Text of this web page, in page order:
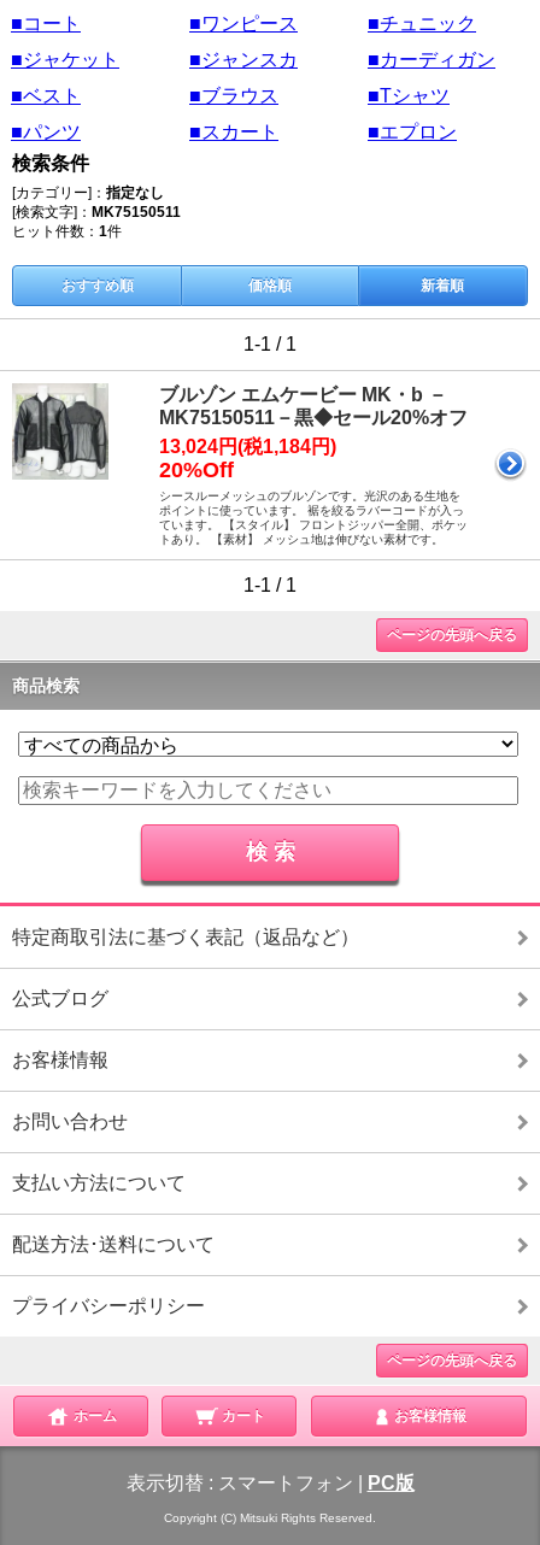
■コート
■ワンピース
■チュニック
■ジャケット
■ジャンスカ
■カーディガン
■ベスト
■ブラウス
■Tシャツ
■パンツ
■スカート
■エプロン
検索条件
[カテゴリー]： 指定なし
[検索文字]： MK75150511
ヒット件数： 1件
おすすめ順 価格順 新着順
1-1 / 1
ブルゾン エムケービー MK・b －
MK75150511－黒◆セール20%オフ
13,024円(税1,184円)
20%Off
シースルーメッシュのブルゾンです。光沢のある生地を
ポイントに使っています。 裾を絞るラバーコードが入っ
ています。 【スタイル】 フロントジッパー全開、ポケッ
トあり。 【素材】 メッシュ地は伸びない素材です。
1-1 / 1
ページの先頭へ戻る
商品検索
特定商取引法に基づく表記（返品など）
公式ブログ
お客様情報
お問い合わせ
支払い方法について
配送方法･送料について
プライバシーポリシー
ページの先頭へ戻る
ホーム カート お客様情報
表示切替 : スマートフォン PC版
Copyright (C) Mitsuki Rights Reserved.